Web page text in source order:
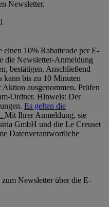
Newsletter.
10% Rabattcode per E-
die Newsletter-Anmeldung
bestätigen. Anschließend
kann bis zu 10 Minuten
ausgenommen. Prüfen
Ordner. Hinweis: Der
Es gelten die
Mit Ihrer Anmeldung, sie
GmbH und die Le Creuset
Datenverantwortliche
Newsletter über die E-